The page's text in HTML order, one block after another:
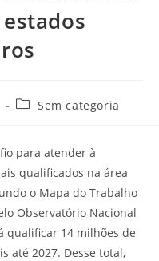
Sem categoria
para atender à
qualificados na área
o Mapa do Trabalho
Observatório Nacional
qualificar 14 milhões de
até 2027. Desse total,